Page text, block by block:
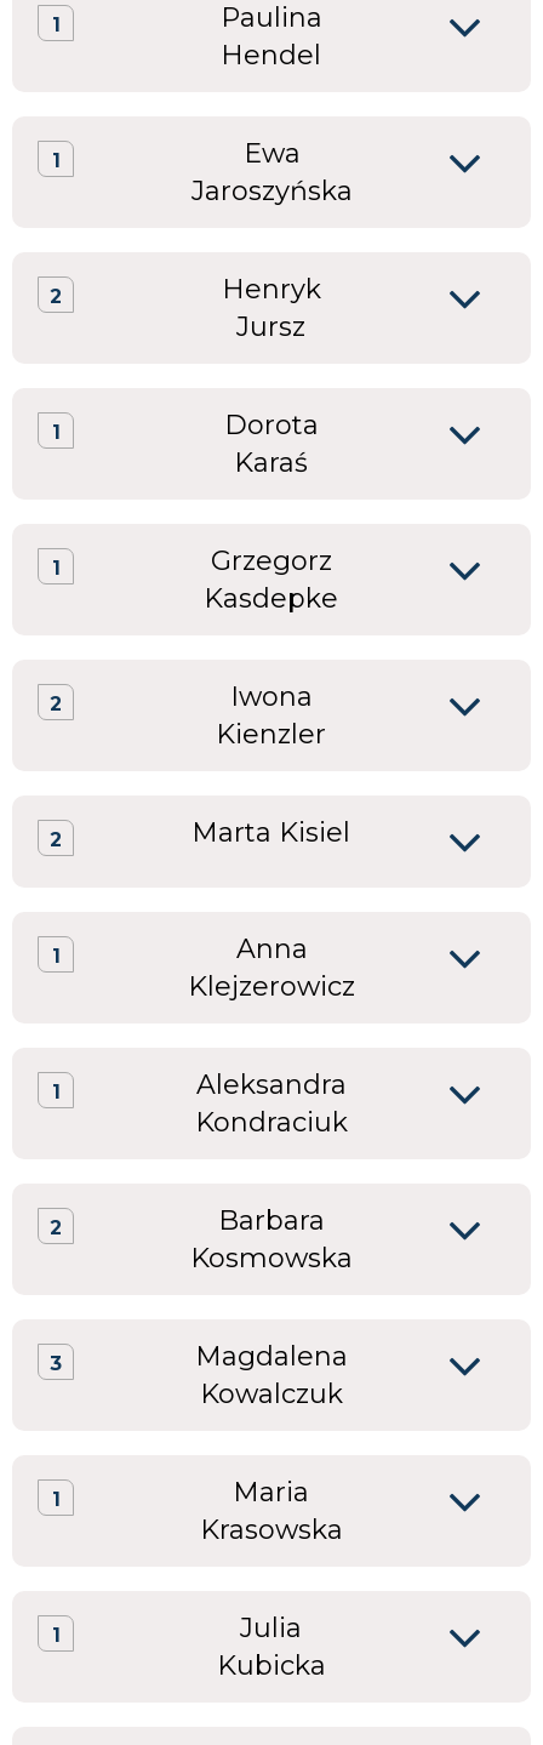
1
Paulina
Hendel
1
Ewa
Jaroszyńska
2
Henryk
Jursz
1
Dorota
Karaś
1
Grzegorz
Kasdepke
2
Iwona
Kienzler
2 Marta Kisiel
1
Anna
Klejzerowicz
1
Aleksandra
Kondraciuk
2
Barbara
Kosmowska
3
Magdalena
Kowalczuk
1
Maria
Krasowska
1
Julia
Kubicka